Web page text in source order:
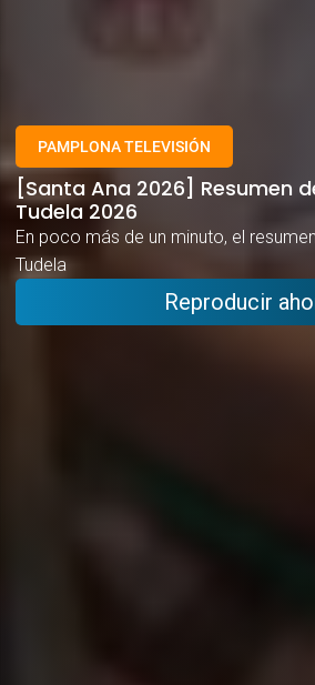
PAMPLONA TELEVISIÓN
[Santa Ana 2026] Resumen
Tudela 2026
En poco más de un minuto, el
Tudela
Reproducir